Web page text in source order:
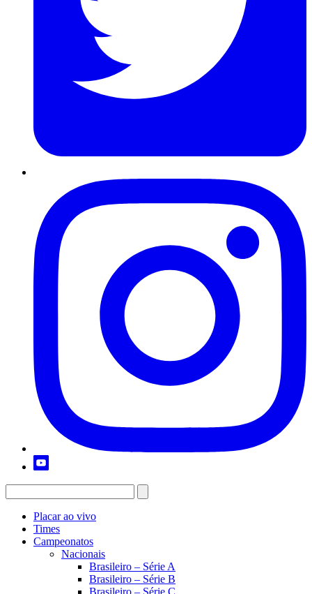
Placar ao vivo
Times
Campeonatos
Nacionais
Brasileiro – Série A
Brasileiro – Série B
Brasileiro – Série C